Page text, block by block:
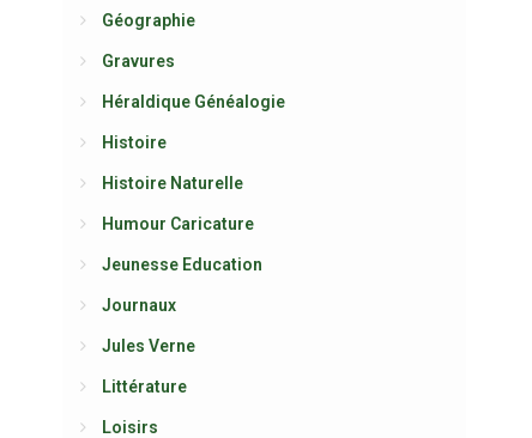
Géographie
Gravures
Héraldique Généalogie
Histoire
Histoire Naturelle
Humour Caricature
Jeunesse Education
Journaux
Jules Verne
Littérature
Loisirs